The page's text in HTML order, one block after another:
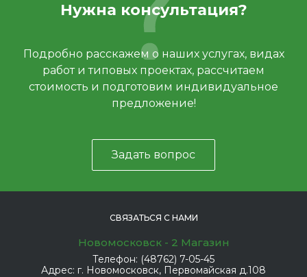
Нужна консультация?
Подробно расскажем о наших услугах, видах
работ и типовых проектах, рассчитаем
стоимость и подготовим индивидуальное
предложение!
Задать вопрос
СВЯЗАТЬСЯ С НАМИ
Новомосковск - 2 Магазин
Телефон: (48762) 7-05-45
Адрес: г. Новомосковск, Первомайская д.108